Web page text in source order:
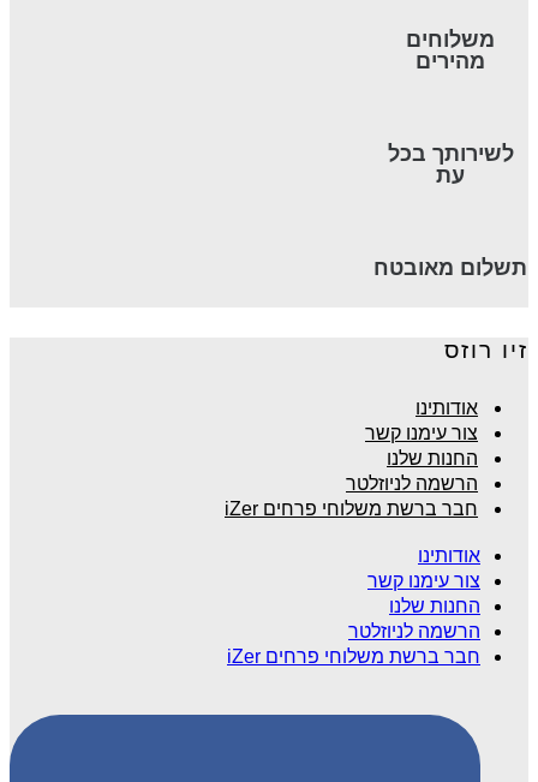
משלוחים
מהירים
לשירותך בכל
עת
תשלום מאובטח
זיו רוזס
אודותינו
צור עימנו קשר
החנות שלנו
הרשמה לניוזלטר
חבר ברשת משלוחי פרחים iZer
אודותינו
צור עימנו קשר
החנות שלנו
הרשמה לניוזלטר
חבר ברשת משלוחי פרחים iZer